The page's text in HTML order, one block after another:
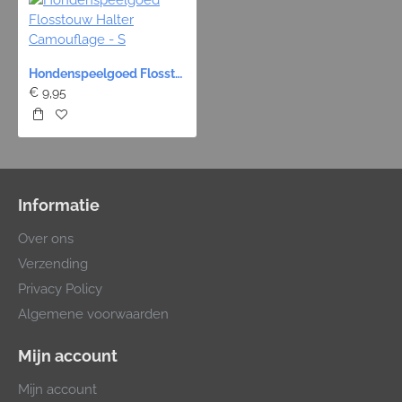
Hondenspeelgoed Flosstouw Halter Camouflage - S
€ 9,95
Informatie
Over ons
Verzending
Privacy Policy
Algemene voorwaarden
Mijn account
Mijn account